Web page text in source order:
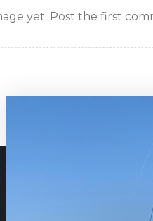
yet. Post the first